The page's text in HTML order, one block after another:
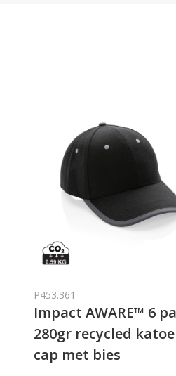
P453.361
Impact AWARE™ 6
280gr recycled
cap met bies